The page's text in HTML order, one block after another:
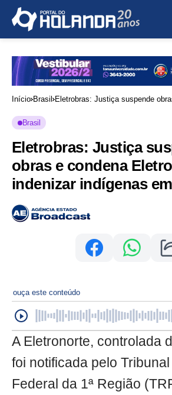
Início Brasil
Eletrobras: Justiça suspende
Brasil
Eletrobras: Justiça
obras e condena
indenizar indígenas
ouça este conteúdo
A Eletronorte, controlada
foi notificada pelo Tribunal
Federal da 1ª Região